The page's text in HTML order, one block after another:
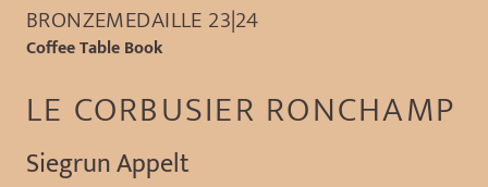
BRONZEMEDAILLE 23|24
Coffee Table Book
LE CORBUSIER RONCHAMP
Siegrun Appelt